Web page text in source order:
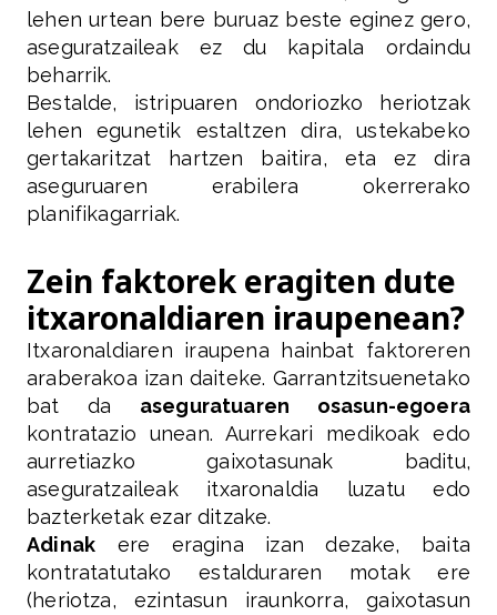
lehen urtean bere buruaz beste eginez gero,
aseguratzaileak ez du kapitala ordaindu
beharrik.
Bestalde, istripuaren ondoriozko heriotzak
lehen egunetik estaltzen dira, ustekabeko
gertakaritzat hartzen baitira, eta ez dira
aseguruaren erabilera okerrerako
planifikagarriak.
Zein faktorek eragiten dute
itxaronaldiaren iraupenean?
Itxaronaldiaren iraupena hainbat faktoreren
araberakoa izan daiteke. Garrantzitsuenetako
bat da aseguratuaren osasun-egoera
kontratazio unean. Aurrekari medikoak edo
aurretiazko gaixotasunak baditu,
aseguratzaileak itxaronaldia luzatu edo
bazterketak ezar ditzake.
Adinak ere eragina izan dezake, baita
kontratatutako estalduraren motak ere
(heriotza, ezintasun iraunkorra, gaixotasun